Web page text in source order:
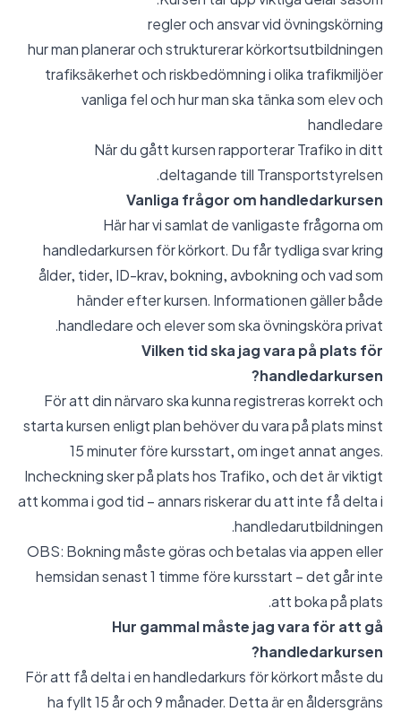
regler och ansvar vid övningskörning
hur man planerar och strukturerar körkortsutbildningen
trafiksäkerhet och riskbedömning i olika trafikmiljöer
vanliga fel och hur man ska tänka som elev och
handledare
När du gått kursen rapporterar Trafiko in ditt
deltagande till Transportstyrelsen.
Vanliga frågor om handledarkursen
Här har vi samlat de vanligaste frågorna om
handledarkursen för körkort. Du får tydliga svar kring
ålder, tider, ID-krav, bokning, avbokning och vad som
händer efter kursen. Informationen gäller både
handledare och elever som ska övningsköra privat.
Vilken tid ska jag vara på plats för
handledarkursen?
För att din närvaro ska kunna registreras korrekt och
starta kursen enligt plan behöver du vara på plats minst
15 minuter före kursstart, om inget annat anges.
Incheckning sker på plats hos Trafiko, och det är viktigt
att komma i god tid – annars riskerar du att inte få delta i
handledarutbildningen.
OBS: Bokning måste göras och betalas via appen eller
hemsidan senast 1 timme före kursstart – det går inte
att boka på plats.
Hur gammal måste jag vara för att gå
handledarkursen?
För att få delta i en handledarkurs för körkort måste du
ha fyllt 15 år och 9 månader. Detta är en åldersgräns